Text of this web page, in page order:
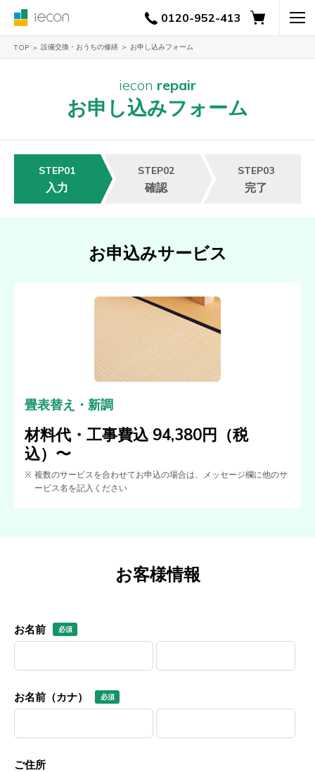
0120-952-413
TOP 設備交換・おうちの修繕 お申し込みフォーム
iecon repair
お申し込みフォーム
STEP01
入力
STEP02
確認
STEP03
完了
お申込みサービス
畳表替え・新調
材料代・工事費込 94,380円（税
込）〜
複数のサービスを合わせてお申込の場合は、メッセージ欄に他のサ
ービス名を記入ください
お客様情報
お名前
お名前（カナ）
ご住所